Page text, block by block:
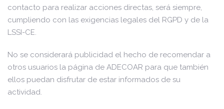
contacto para realizar acciones directas, será siempre,
cumpliendo con las exigencias legales del RGPD y de la
LSSI-CE.
No se considerará publicidad el hecho de recomendar a
otros usuarios la página de ADECOAR para que también
ellos puedan disfrutar de estar informados de su
actividad.